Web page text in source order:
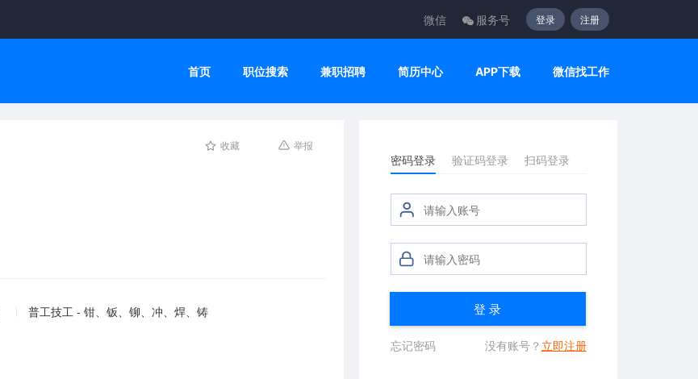
微信 服务号 登录 注册
首页 职位搜索 兼职招聘 简历中心 APP下载 微信找工作
收藏 举报
普工技工 - 钳、钣、铆、冲、焊、铸
密码登录 验证码登录 扫码登录
登 录
忘记密码 没有账号？ 立即注册